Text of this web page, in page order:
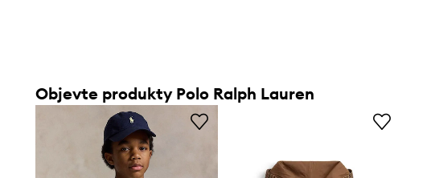
Objevte produkty Polo Ralph Lauren